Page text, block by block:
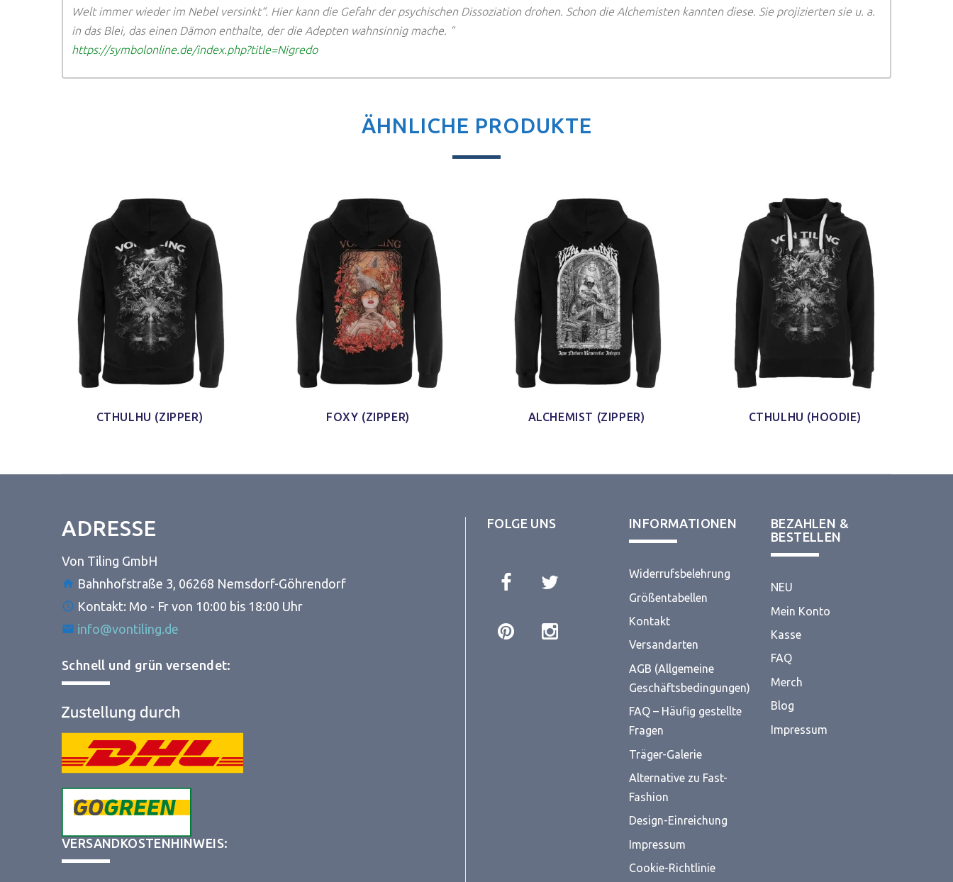
Welt immer wieder im Nebel versinkt“. Hier kann die Gefahr der psychischen Dissoziation drohen. Schon die Alchemisten kannten diese. Sie projizierten sie u. a.
in das Blei, das einen Dämon enthalte, der die Adepten wahnsinnig mache. “
https://symbolonline.de/index.php?title=Nigredo
ÄHNLICHE PRODUKTE
CTHULHU (ZIPPER) FOXY (ZIPPER) ALCHEMIST (ZIPPER) CTHULHU (HOODIE)
ADRESSE
Von Tiling GmbH
Bahnhofstraße 3, 06268 Nemsdorf-Göhrendorf
Kontakt: Mo - Fr von 10:00 bis 18:00 Uhr
info@vontiling.de
Schnell und grün versendet:
VERSANDKOSTENHINWEIS:
FOLGE UNS INFORMATIONEN
Widerrufsbelehrung
Größentabellen
Kontakt
Versandarten
AGB (Allgemeine
Geschäftsbedingungen)
FAQ – Häufig gestellte
Fragen
Träger-Galerie
Alternative zu Fast-
Fashion
Design-Einreichung
Impressum
Cookie-Richtlinie
BEZAHLEN &
BESTELLEN
NEU
Mein Konto
Kasse
FAQ
Merch
Blog
Impressum